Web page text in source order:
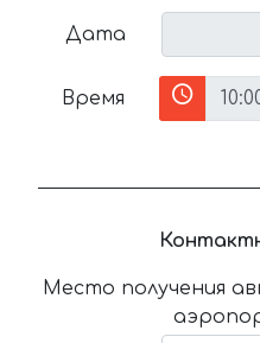
Дата
Время
Место получения